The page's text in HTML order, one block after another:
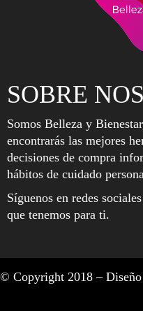
SOBRE
Somos Belleza y
encontrarás las mejores
decisiones de compra
hábitos de cuidado
Síguenos en redes
que tenemos para ti.
© Copyright 2018 –